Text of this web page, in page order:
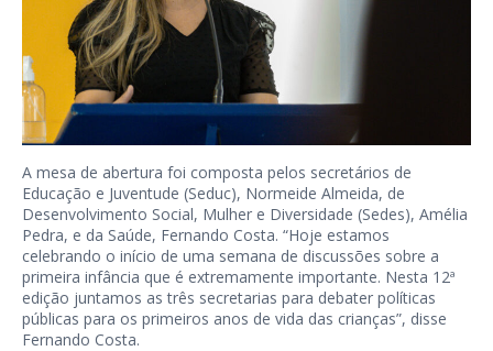
A mesa de abertura foi composta pelos secretários de
Educação e Juventude (Seduc), Normeide Almeida, de
Desenvolvimento Social, Mulher e Diversidade (Sedes), Amélia
Pedra, e da Saúde, Fernando Costa. “Hoje estamos
celebrando o início de uma semana de discussões sobre a
primeira infância que é extremamente importante. Nesta 12ª
edição juntamos as três secretarias para debater políticas
públicas para os primeiros anos de vida das crianças”, disse
Fernando Costa.